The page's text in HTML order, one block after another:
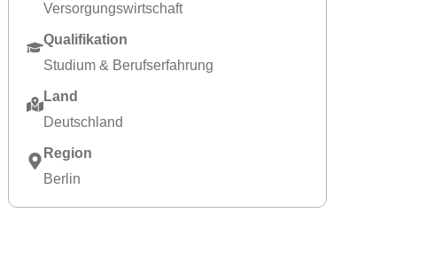
Versorgungswirtschaft
Qualifikation
Studium & Berufserfahrung
Land
Deutschland
Region
Berlin